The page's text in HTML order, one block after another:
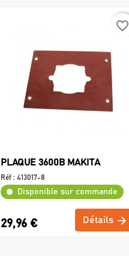
favorite_border
PLAQUE 3600B MAKITA
Réf : 413017-8
Disponible sur commande
29,96 € Détails